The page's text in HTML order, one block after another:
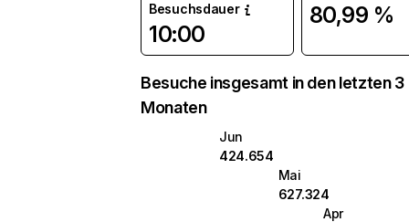
Besuchsdauer
10:00
80,99 %
Besuche insgesamt in den letzten 3
Monaten
Jun
424.654
Mai
627.324
Apr